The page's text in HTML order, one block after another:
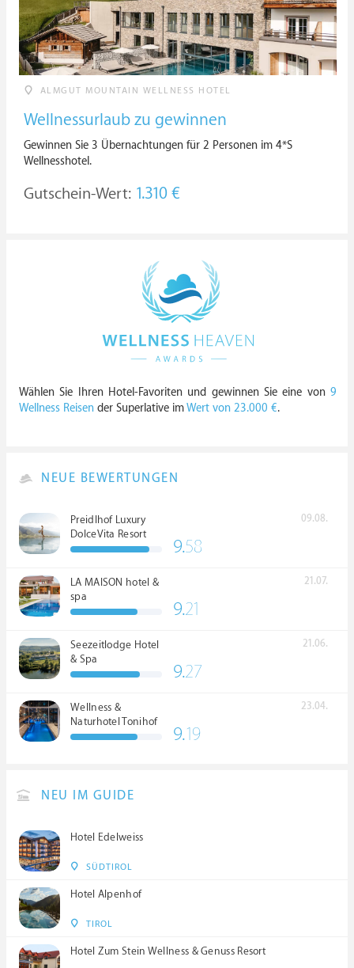
ALMGUT MOUNTAIN WELLNESS HOTEL
Wellnessurlaub zu gewinnen
Gewinnen Sie 3 Übernachtungen für 2 Personen im 4*S
Wellnesshotel.
Gutschein-Wert: 1.310 €
Wählen Sie Ihren Hotel-Favoriten und gewinnen Sie eine von 9
Wellness Reisen der Superlative imWert von 23.000 €.
NEUE BEWERTUNGEN
Preidlhof Luxury
DolceVita Resort
*****
09.08.
9.58
LA MAISON hotel &
spa
21.07.
9.21
Seezeitlodge Hotel
& Spa
21.06.
9.27
Wellness &
Naturhotel Tonihof
****S
23.04.
9.19
NEU IM GUIDE
Hotel Edelweiss
SÜDTIROL
Hotel Alpenhof
TIROL
Hotel Zum Stein Wellness & Genuss Resort